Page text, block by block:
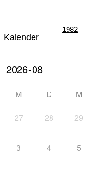
1982
von
Kalender
M D M
27 28 29
3 4 5